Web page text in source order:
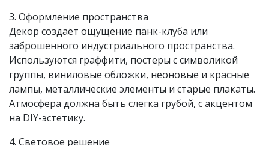
3. Оформление пространства
Декор создаёт ощущение панк-клуба или
заброшенного индустриального пространства.
Используются граффити, постеры с символикой
группы, виниловые обложки, неоновые и красные
лампы, металлические элементы и старые плакаты.
Атмосфера должна быть слегка грубой, с акцентом
на DIY-эстетику.
4. Световое решение